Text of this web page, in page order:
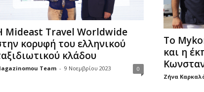
Mideast Travel Worldwide
κορυφή του ελληνικού
κλάδου
Team - 9 Νοεμβρίου 2023 0
Το
και η
Ζήνα